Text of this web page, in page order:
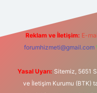
Reklam ve İletişim: E-
forumhizmeti@gmail.com
Yasal Uyarı: Sitemiz, 5651
ve İletişim Kurumu (BTK)